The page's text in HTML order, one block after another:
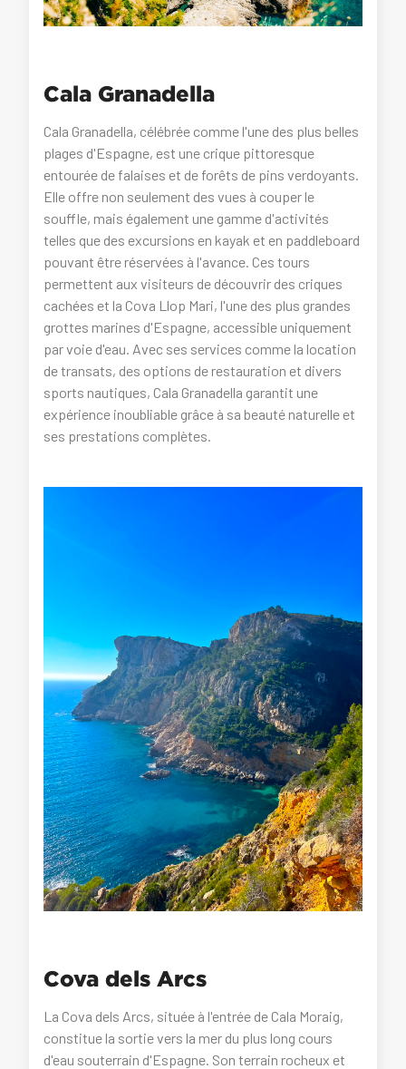
Cala Granadella
Cala Granadella, célébrée comme l'une des plus belles
plages d'Espagne, est une crique pittoresque
entourée de falaises et de forêts de pins verdoyants.
Elle offre non seulement des vues à couper le
souffle, mais également une gamme d'activités
telles que des excursions en kayak et en paddleboard
pouvant être réservées à l'avance. Ces tours
permettent aux visiteurs de découvrir des criques
cachées et la Cova Llop Mari, l'une des plus grandes
grottes marines d'Espagne, accessible uniquement
par voie d'eau. Avec ses services comme la location
de transats, des options de restauration et divers
sports nautiques, Cala Granadella garantit une
expérience inoubliable grâce à sa beauté naturelle et
ses prestations complètes.
Cova dels Arcs
La Cova dels Arcs, située à l'entrée de Cala Moraig,
constitue la sortie vers la mer du plus long cours
d'eau souterrain d'Espagne. Son terrain rocheux et